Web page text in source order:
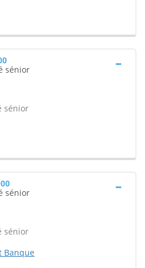
sénior
sénior
sénior
sénior
Banque